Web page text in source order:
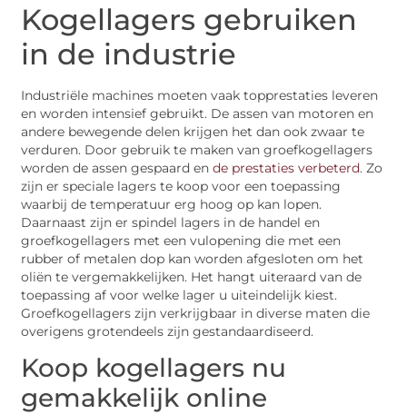
Kogellagers gebruiken
in de industrie
Industriële machines moeten vaak topprestaties leveren
en worden intensief gebruikt. De assen van motoren en
andere bewegende delen krijgen het dan ook zwaar te
verduren. Door gebruik te maken van groefkogellagers
worden de assen gespaard ende prestaties verbeterd. Zo
zijn er speciale lagers te koop voor een toepassing
waarbij de temperatuur erg hoog op kan lopen.
Daarnaast zijn er spindel lagers in de handel en
groefkogellagers met een vulopening die met een
rubber of metalen dop kan worden afgesloten om het
oliën te vergemakkelijken. Het hangt uiteraard van de
toepassing af voor welke lager u uiteindelijk kiest.
Groefkogellagers zijn verkrijgbaar in diverse maten die
overigens grotendeels zijn gestandaardiseerd.
Koop kogellagers nu
gemakkelijk online